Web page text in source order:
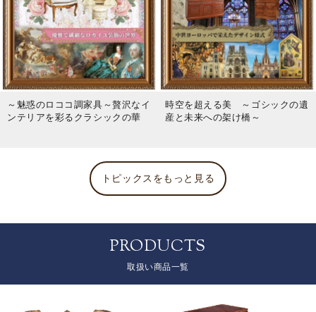
～魅惑のロココ調家具～贅沢なイ
ンテリアを彩るクラシックの華
時空を超える美 ～ゴシックの遺
産と未来への架け橋～
トピックスをもっと見る
PRODUCTS
取扱い商品一覧